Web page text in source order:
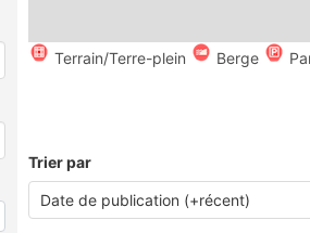
Terrain/Terre-plein Berge
Trier par